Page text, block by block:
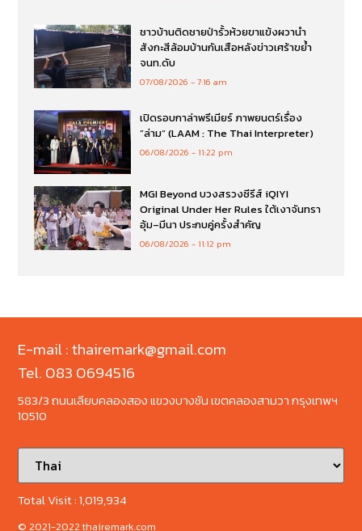
ชาวบ้านติดชายป่ารั้วห้วยขาแข้งผวานำ
สังกะสีล้อมบ้านกันเสือหลังข่าวเศร้าขย้ำ
จนท.ดับ
07/08/2026 7:16 am
เปิดรอบกาล่าพรีเมียร์ ภาพยนตร์เรื่อง
”ล่าม“ (LAAM : The Thai Interpreter)
06/08/2026 11:22 pm
MGI Beyond บวงสรวงซีรีส์ iQIYI
Original Under Her Rules ใต้เงาจันทรา
อุ้ม–มีนา ประกบคู่ครั้งสำคัญ
06/08/2026 11:12 pm
E-mail : thairemark@gmail.com
Tel. 083 0694516
583/3 ถนนเลียบคลองสอง แขวงบางชัน เขตคลองสามวา กรุงเทพฯ
10510
Total Visit :1,019,934
© 2021-2022 thairemark.com